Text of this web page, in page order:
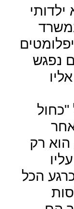
נפגש
"כחול
הוא רק
הכל